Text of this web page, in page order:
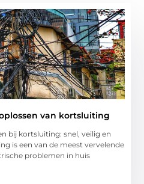
van kortsluiting
bij kortsluiting: snel, veilig en
is een van de meest vervelende
problemen in huis